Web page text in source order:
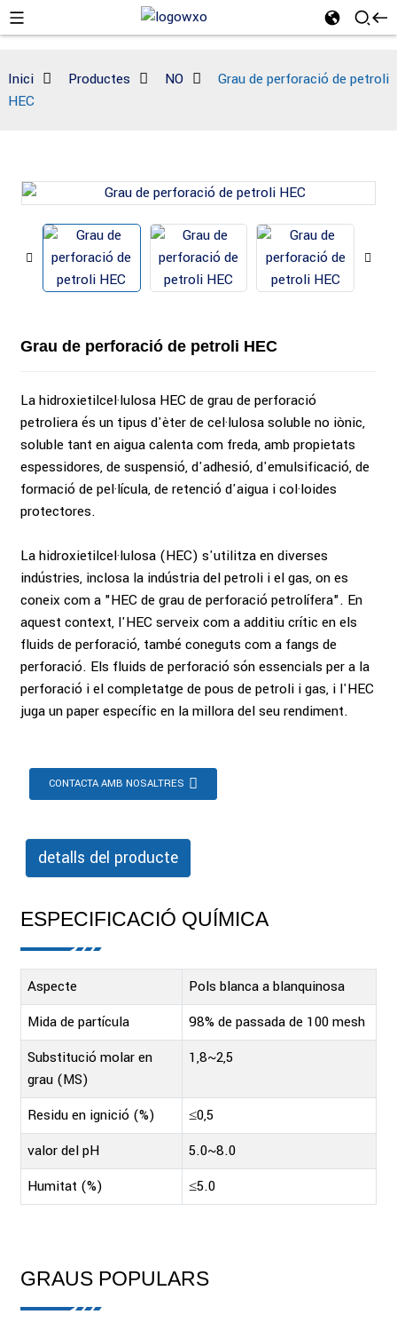
Inici Productes NO
Grau de perforació de petroli
HEC
Grau de perforació de petroli HEC
La hidroxietilcel·lulosa HEC de grau de perforació
petroliera és un tipus d'èter de cel·lulosa soluble no iònic,
soluble tant en aigua calenta com freda, amb propietats
espessidores, de suspensió, d'adhesió, d'emulsificació, de
formació de pel·lícula, de retenció d'aigua i col·loides
protectores.
La hidroxietilcel·lulosa (HEC) s'utilitza en diverses
indústries, inclosa la indústria del petroli i el gas, on es
coneix com a "HEC de grau de perforació petrolífera". En
aquest context, l'HEC serveix com a additiu crític en els
fluids de perforació, també coneguts com a fangs de
perforació. Els fluids de perforació són essencials per a la
perforació i el completatge de pous de petroli i gas, i l'HEC
juga un paper específic en la millora del seu rendiment.
CONTACTA AMB NOSALTRES
detalls del producte
ESPECIFICACIÓ QUÍMICA
Aspecte
Pols blanca a blanquinosa
Mida de partícula
98% de passada de 100 mesh
Substitució molar en
grau (MS)
1,8~2,5
Residu en ignició (%)
≤0,5
valor del pH
5.0~8.0
Humitat (%)
≤5.0
GRAUS POPULARS